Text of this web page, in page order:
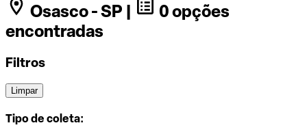
Osasco - SP |
0 opções
encontradas
Filtros
Limpar
Tipo de coleta: